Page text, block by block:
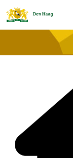
Bronnen en